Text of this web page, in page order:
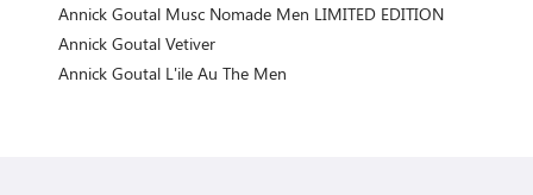
Annick Goutal Musc Nomade Men LIMITED EDITION
Annick Goutal Vetiver
Annick Goutal L'ile Au The Men